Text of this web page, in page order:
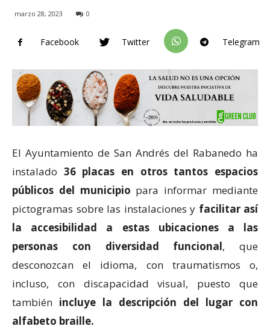
marzo 28, 2023 0
Facebook Twitter Telegram
El Ayuntamiento de San Andrés del Rabanedo ha
instalado 36 placas en otros tantos espacios
públicos del municipio para informar mediante
pictogramas sobre las instalaciones y facilitar así
la accesibilidad a estas ubicaciones a las
personas con diversidad funcional, que
desconozcan el idioma, con traumatismos o,
incluso, con discapacidad visual, puesto que
también incluye la descripción del lugar con
alfabeto braille.